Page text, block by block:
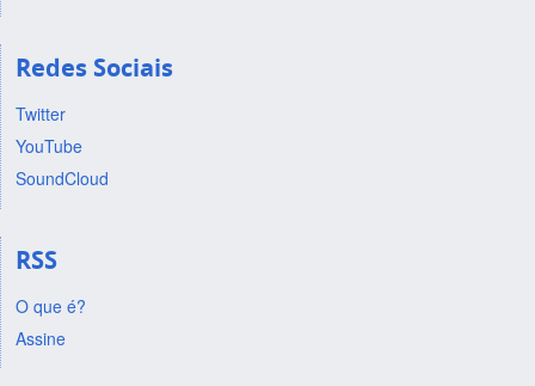
Redes Sociais
Twitter
YouTube
SoundCloud
RSS
O que é?
Assine